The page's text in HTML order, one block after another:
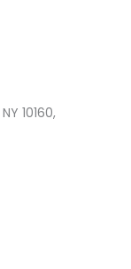
10160,